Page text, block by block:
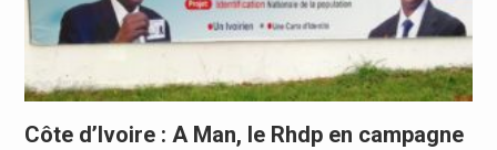
Côte d’Ivoire : A Man, le Rhdp en campagne